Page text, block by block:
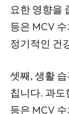
요한 영향을
등은 MCV
정기적인 건
셋째, 생활
칩니다. 과도
등은 MCV